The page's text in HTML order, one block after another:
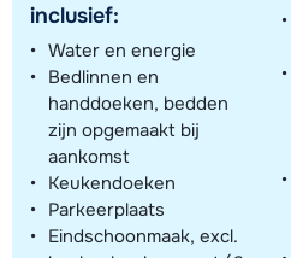
inclusief:
Water en energie
Bedlinnen en
handdoeken, bedden
zijn opgemaakt bij
aankomst
Keukendoeken
Parkeerplaats
Eindschoonmaak, excl.